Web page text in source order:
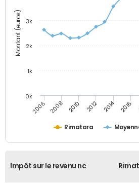
Montant (euros)
Rimatara
2006 2008 2010 2012 2014 2016
0k
1k
2k
3k
Impôt sur le revenu nc